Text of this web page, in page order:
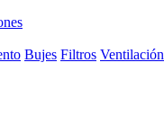
Bujes Filtros Ventilación